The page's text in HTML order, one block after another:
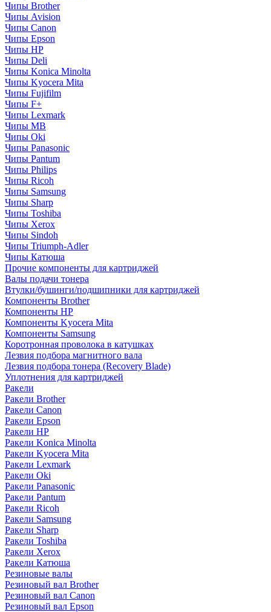
Чипы Brother
Чипы Avision
Чипы Canon
Чипы Epson
Чипы HP
Чипы Deli
Чипы Konica Minolta
Чипы Kyocera Mita
Чипы Fujifilm
Чипы F+
Чипы Lexmark
Чипы MB
Чипы Oki
Чипы Panasonic
Чипы Pantum
Чипы Philips
Чипы Ricoh
Чипы Samsung
Чипы Sharp
Чипы Toshiba
Чипы Xerox
Чипы Sindoh
Чипы Triumph-Adler
Чипы Катюша
Прочие компоненты для картриджей
Валы подачи тонера
Втулки/бушинги/подшипники для картриджей
Компоненты Brother
Компоненты HP
Компоненты Kyocera Mita
Компоненты Samsung
Коротронная проволока в катушках
Лезвия подбора магнитного вала
Лезвия подбора тонера (Recovery Blade)
Уплотнения для картриджей
Ракели
Ракели Brother
Ракели Canon
Ракели Epson
Ракели HP
Ракели Konica Minolta
Ракели Kyocera Mita
Ракели Lexmark
Ракели Oki
Ракели Panasonic
Ракели Pantum
Ракели Ricoh
Ракели Samsung
Ракели Sharp
Ракели Toshiba
Ракели Xerox
Ракели Катюша
Резиновые валы
Резиновый вал Brother
Резиновый вал Canon
Резиновый вал Epson